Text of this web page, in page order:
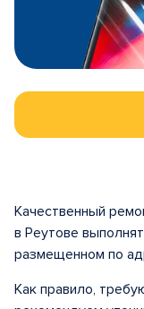
Качественный
в Реутове
размещенном по
Как правило,